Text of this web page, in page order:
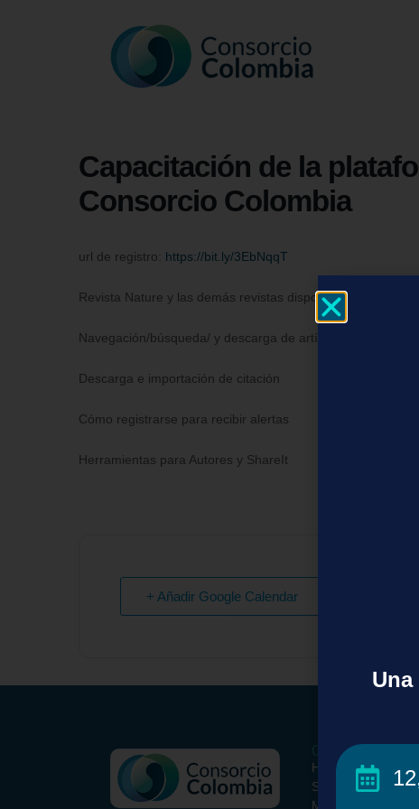
Capacitación de la
Consorcio Colombia
url de registro: https://bit.ly/3EbNqqT
Revista Nature y las demás revistas disponibles en
Navegación/búsqueda/ y descarga de artículos
Descarga e importación de citación
Cómo registrarse para recibir alertas
Herramientas para Autores y ShareIt
+ Añadir Google Calendar
Conoce el
Historia
Somos
Misión y Visión